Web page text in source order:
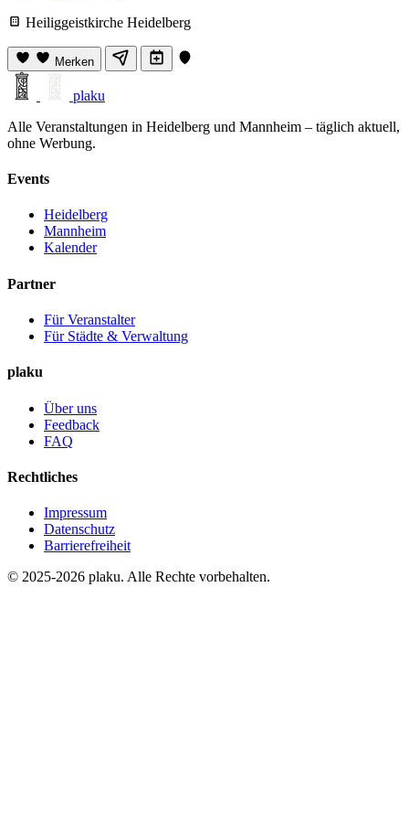
Heiliggeistkirche Heidelberg
Merken
plaku
Alle Veranstaltungen in Heidelberg und Mannheim – täglich aktuell,
ohne Werbung.
Events
Heidelberg
Mannheim
Kalender
Partner
Für Veranstalter
Für Städte & Verwaltung
plaku
Über uns
Feedback
FAQ
Rechtliches
Impressum
Datenschutz
Barrierefreiheit
© 2025-2026 plaku. Alle Rechte vorbehalten.